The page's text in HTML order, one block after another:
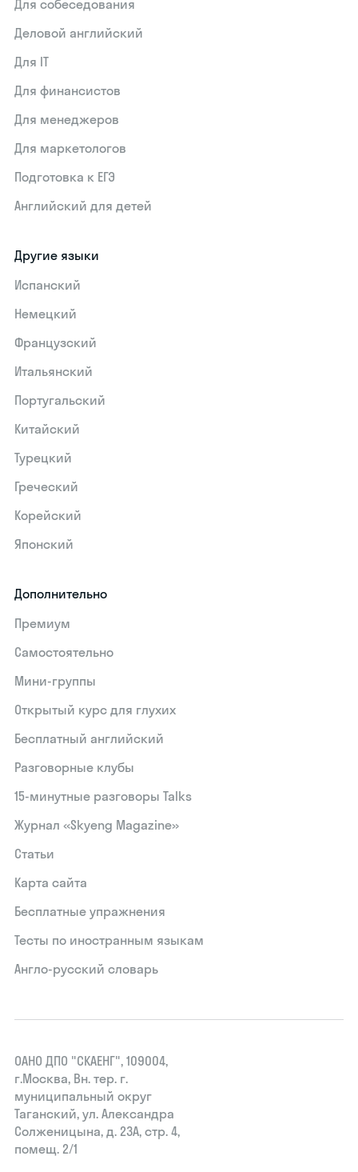
Для собеседования
Деловой английский
Для IT
Для финансистов
Для менеджеров
Для маркетологов
Подготовка к ЕГЭ
Английский для детей
Другие языки
Испанский
Немецкий
Французский
Итальянский
Португальский
Китайский
Турецкий
Греческий
Корейский
Японский
Дополнительно
Премиум
Самостоятельно
Мини-группы
Открытый курс для глухих
Бесплатный английский
Разговорные клубы
15‑минутные разговоры Talks
Журнал «Skyeng Magazine»
Статьи
Карта сайта
Бесплатные упражнения
Тесты по иностранным языкам
Англо-русский словарь
ОАНО ДПО "СКАЕНГ", 109004,
г.Москва, Вн. тер. г.
муниципальный округ
Таганский, ул. Александра
Солженицына, д. 23А, стр. 4,
помещ. 2/1